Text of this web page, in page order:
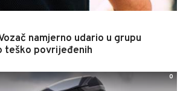
namjerno udario u grupu
teško povrijeđenih
0